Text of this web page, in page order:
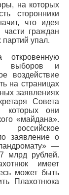
на которых
сторонники
что идея
части граждан
партий упал.
откровенную
выборов и
воздействие
на страницах
заявлениях
Совета
которых они
«майдана».
заявление о
—
млрд рублей.
имеет
может быть
Плахотнюка